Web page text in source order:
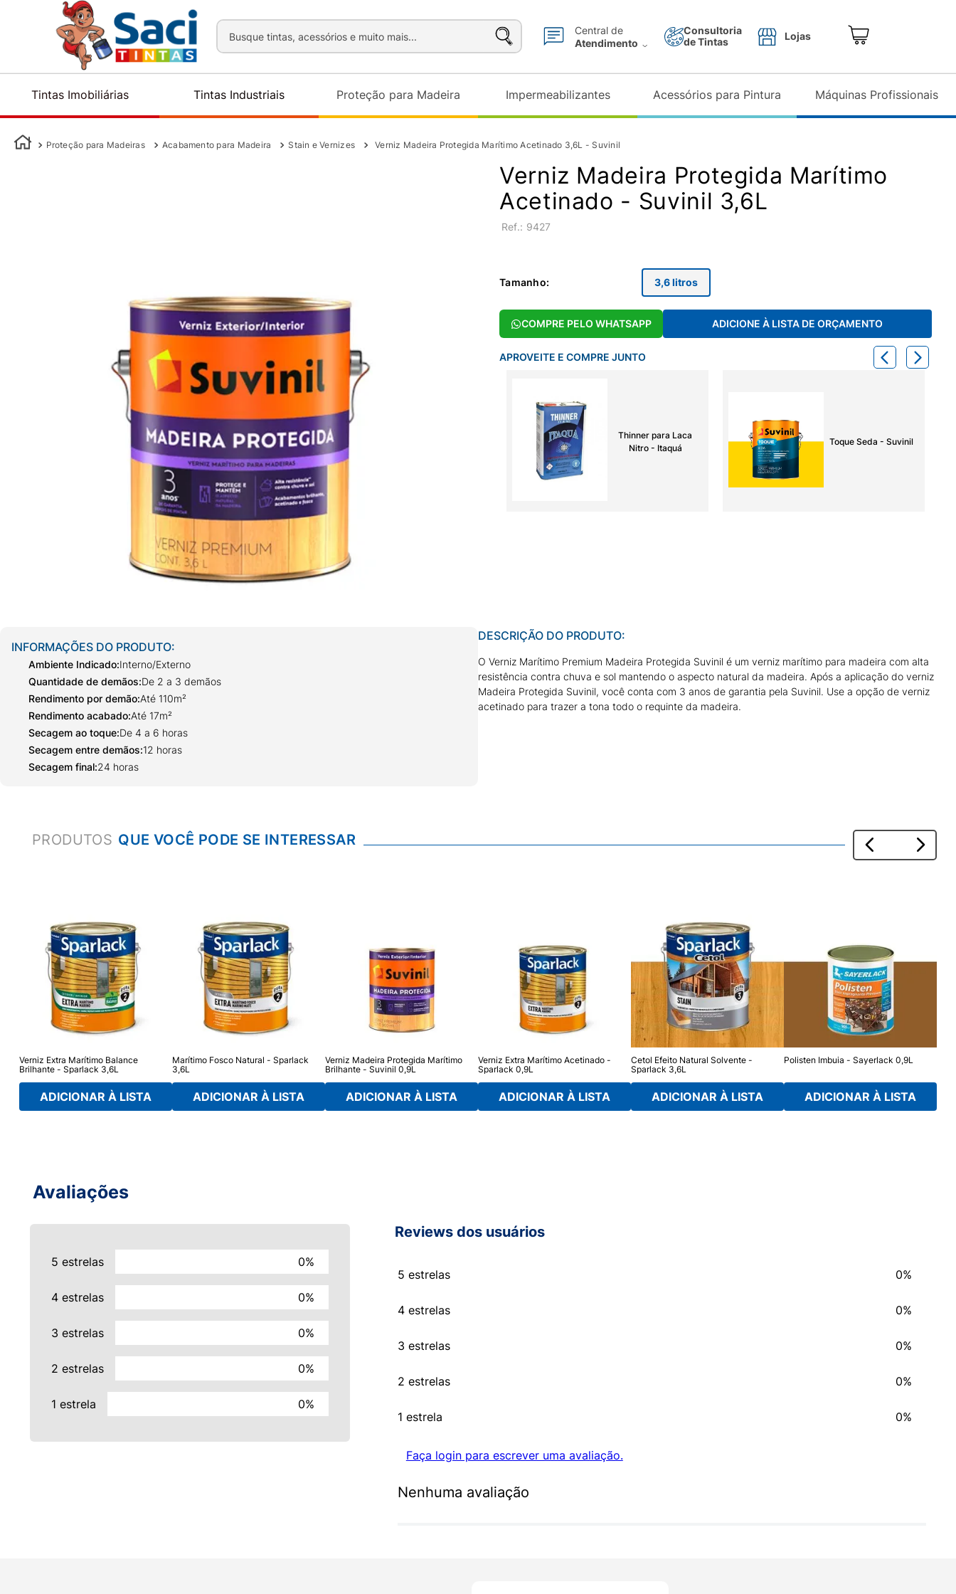
Busque tintas, acessórios e muito mais...
Central de
Atendimento
Consultoria
de Tintas
Lojas
Tintas Imobiliárias Tintas Industriais Proteção para Madeira Impermeabilizantes Acessórios para Pintura Máquinas Profissionais
Proteção para Madeiras Acabamento para Madeira Stain e Vernizes Verniz Madeira Protegida Marítimo Acetinado 3,6L - Suvinil
Verniz Madeira Protegida Marítimo
Acetinado - Suvinil 3,6L
: 9427
Tamanho: 3,6 litros
COMPRE PELO WHATSAPP ADICIONE À LISTA DE ORÇAMENTO
APROVEITE E COMPRE JUNTO
Thinner para Laca
Nitro - Itaquá
Toque Seda - Suvinil
INFORMAÇÕES DO PRODUTO:
Ambiente Indicado:Interno/Externo
Quantidade de demãos:De 2 a 3 demãos
Rendimento por demão:Até 110m²
Rendimento acabado:Até 17m²
Secagem ao toque:De 4 a 6 horas
Secagem entre demãos:12 horas
Secagem final:24 horas
DESCRIÇÃO DO PRODUTO:
O Verniz Marítimo Premium Madeira Protegida Suvinil é um verniz marítimo para madeira com alta
resistência contra chuva e sol mantendo o aspecto natural da madeira. Após a aplicação do verniz
Madeira Protegida Suvinil, você conta com 3 anos de garantia pela Suvinil. Use a opção de verniz
acetinado para trazer a tona todo o requinte da madeira.
PRODUTOS
Verniz Extra Marítimo Balance
Brilhante - Sparlack 3,6L
ADICIONAR À LISTA
Marítimo Fosco Natural - Sparlack
3,6L
ADICIONAR À LISTA
Verniz Madeira Protegida Marítimo
Brilhante - Suvinil 0,9L
ADICIONAR À LISTA
Verniz Extra Marítimo Acetinado -
Sparlack 0,9L
ADICIONAR À LISTA
Cetol Efeito Natural Solvente -
Sparlack 3,6L
ADICIONAR À LISTA
Polisten Imbuia - Sayerlack 0,9L
ADICIONAR À LISTA
Avaliações
5 estrelas 0%
4 estrelas 0%
3 estrelas 0%
2 estrelas 0%
1 estrela 0%
Reviews dos usuários
5 estrelas 0%
4 estrelas 0%
3 estrelas 0%
2 estrelas 0%
1 estrela 0%
Faça login para escrever uma avaliação.
Nenhuma avaliação